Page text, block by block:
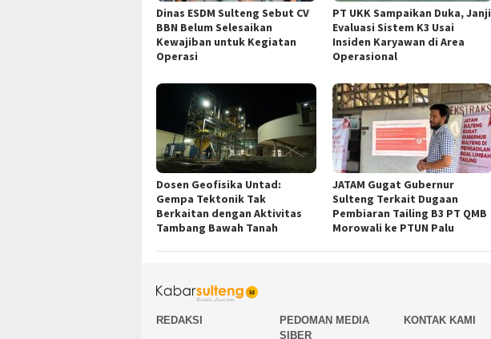
Dinas ESDM Sulteng Sebut CV
BBN Belum Selesaikan
Kewajiban untuk Kegiatan
Operasi
PT UKK Sampaikan Duka, Janji
Evaluasi Sistem K3 Usai
Insiden Karyawan di Area
Operasional
Dosen Geofisika Untad:
Gempa Tektonik Tak
Berkaitan dengan Aktivitas
Tambang Bawah Tanah
JATAM Gugat Gubernur
Sulteng Terkait Dugaan
Pembiaran Tailing B3 PT QMB
Morowali ke PTUN Palu
REDAKSI
PEDOMAN MEDIA
SIBER
KONTAK KAMI